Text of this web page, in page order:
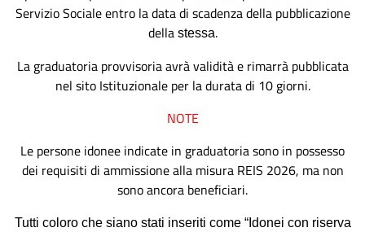
Servizio Socialeentro la data di scadenza della pubblicazione
della stessa.
La graduatoria provvisoria avrà validità e rimarrà pubblicata
nel sito Istituzionaleper la durata di 10 giorni.
NOTE
Le persone idonee indicate in graduatoria sono in possesso
dei requisiti di ammissione alla misura REIS 2026, ma non
sono ancora beneficiari.
Tutti coloro che siano stati inseriti come “Idonei con riserva